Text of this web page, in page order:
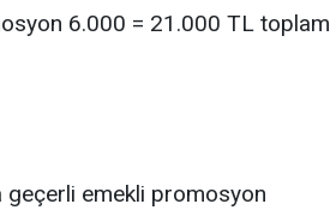
6.000 = 21.000 TL toplam
geçerli emekli promosyon